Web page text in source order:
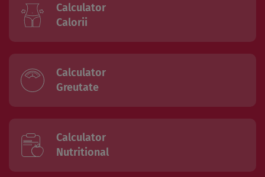
Calculator
Calorii
Calculator
Greutate
Calculator
Nutritional